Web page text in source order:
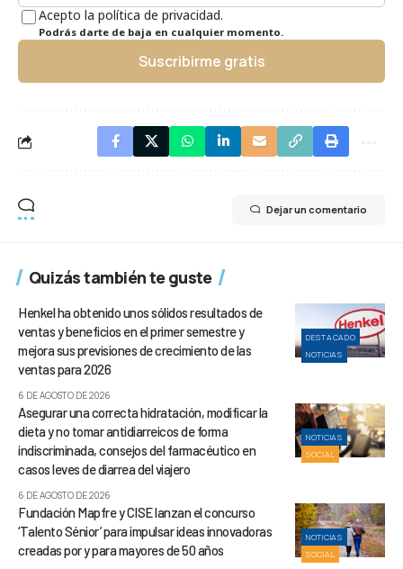
Acepto la política de privacidad.
Podrás darte de baja en cualquier momento.
Suscribirme gratis
Dejar un comentario
Quizás también te guste
DESTACADO
NOTICIAS
Henkel ha obtenido unos sólidos resultados de
ventas y beneficios en el primer semestre y
mejora sus previsiones de crecimiento de las
ventas para 2026
6 DE AGOSTO DE 2026
NOTICIAS
SOCIAL
Asegurar una correcta hidratación, modificar la
dieta y no tomar antidiarreicos de forma
indiscriminada, consejos del farmacéutico en
casos leves de diarrea del viajero
6 DE AGOSTO DE 2026
NOTICIAS
SOCIAL
Fundación Mapfre y CISE lanzan el concurso
‘Talento Sénior’ para impulsar ideas innovadoras
creadas por y para mayores de 50 años